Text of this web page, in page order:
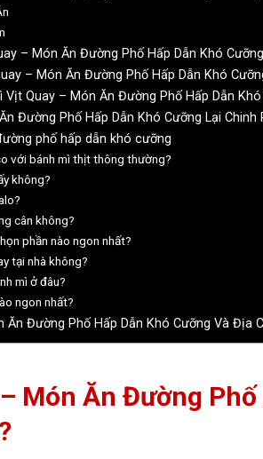
– Món Ăn Đường Phố Hấp Dẫn Khó
– Món Ăn Đường Phố Hấp Dẫn Khó
Vịt Quay – Món Ăn Đường Phố Hấp Dẫn
Đường Phố Hấp Dẫn Khó Cưỡng Lại Chinh
phố hấp dẫn khó cưỡng
với bánh mì thịt thông thường?
không?
cân không?
phần nào ngon nhất?
tại nhà không?
mì ở đâu?
ngon nhất?
Ăn Đường Phố Hấp Dẫn Khó Cưỡng Và Địa
Món Ăn Đường Phố